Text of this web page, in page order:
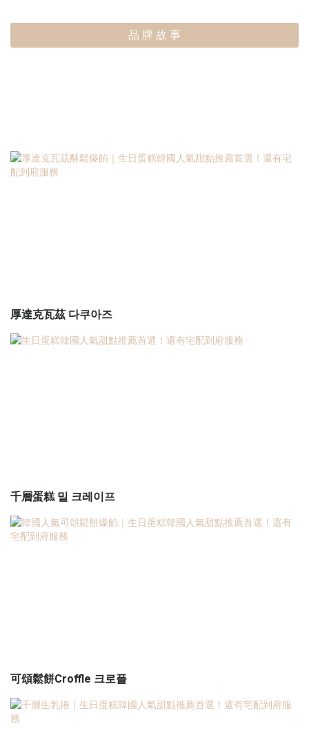
品 牌 故 事
厚達克瓦茲 다쿠아즈
千層蛋糕 밀 크레이프
可頌鬆餅Croffle 크로플